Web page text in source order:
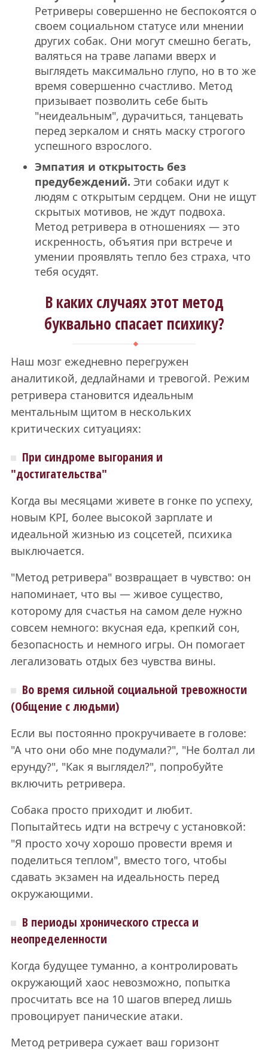
Ретриверы совершенно не беспокоятся о
своем социальном статусе или мнении
других собак. Они могут смешно бегать,
валяться на траве лапами вверх и
выглядеть максимально глупо, но в то же
время совершенно счастливо. Метод
призывает позволить себе быть
"неидеальным", дурачиться, танцевать
перед зеркалом и снять маску строгого
успешного взрослого.
Эмпатия и открытость без
предубеждений. Эти собаки идут к
людям с открытым сердцем. Они не ищут
скрытых мотивов, не ждут подвоха.
Метод ретривера в отношениях — это
искренность, объятия при встрече и
умении проявлять тепло без страха, что
тебя осудят.
В каких случаях этот метод
буквально спасает психику?
Наш мозг ежедневно перегружен
аналитикой, дедлайнами и тревогой. Режим
ретривера становится идеальным
ментальным щитом в нескольких
критических ситуациях:
При синдроме выгорания и
"достигательства"
Когда вы месяцами живете в гонке по успеху,
новым KPI, более высокой зарплате и
идеальной жизнью из соцсетей, психика
выключается.
"Метод ретривера" возвращает в чувство: он
напоминает, что вы — живое существо,
которому для счастья на самом деле нужно
совсем немного: вкусная еда, крепкий сон,
безопасность и немного игры. Он помогает
легализовать отдых без чувства вины.
Во время сильной социальной тревожности
(Общение с людьми)
Если вы постоянно прокручиваете в голове:
"А что они обо мне подумали?", "Не болтал ли
ерунду?", "Как я выглядел?", попробуйте
включить ретривера.
Собака просто приходит и любит.
Попытайтесь идти на встречу с установкой:
"Я просто хочу хорошо провести время и
поделиться теплом", вместо того, чтобы
сдавать экзамен на идеальность перед
окружающими.
В периоды хронического стресса и
неопределенности
Когда будущее туманно, а контролировать
окружающий хаос невозможно, попытка
просчитать все на 10 шагов вперед лишь
провоцирует панические атаки.
Метод ретривера сужает ваш горизонт